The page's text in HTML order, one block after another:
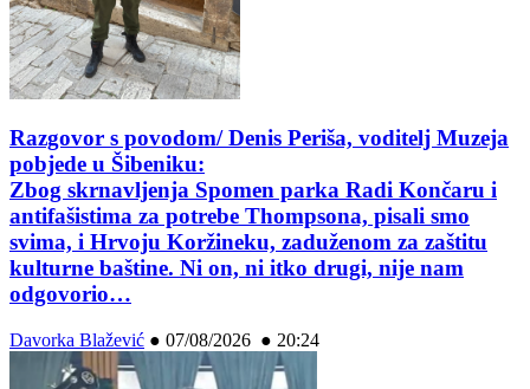
Razgovor s povodom/ Denis Periša, voditelj Muzeja
pobjede u Šibeniku:
Zbog skrnavljenja Spomen parka Radi Končaru i
antifašistima za potrebe Thompsona, pisali smo
svima, i Hrvoju Koržineku, zaduženom za zaštitu
kulturne baštine. Ni on, ni itko drugi, nije nam
odgovorio…
Davorka Blažević ● 07/08/2026 ● 20:24